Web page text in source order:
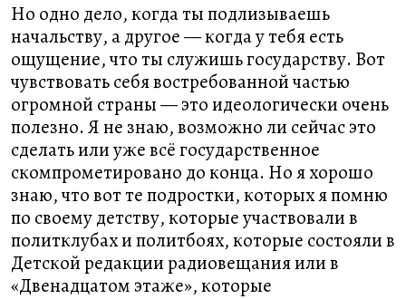
Но одно дело, когда ты подлизываешь
начальству, а другое — когда у тебя есть
ощущение, что ты служишь государству. Вот
чувствовать себя востребованной частью
огромной страны — это идеологически очень
полезно. Я не знаю, возможно ли сейчас это
сделать или уже всё государственное
скомпрометировано до конца. Но я хорошо
знаю, что вот те подростки, которых я помню
по своему детству, которые участвовали в
политклубах и политбоях, которые состояли в
Детской редакции радиовещания или в
«Двенадцатом этаже», которые